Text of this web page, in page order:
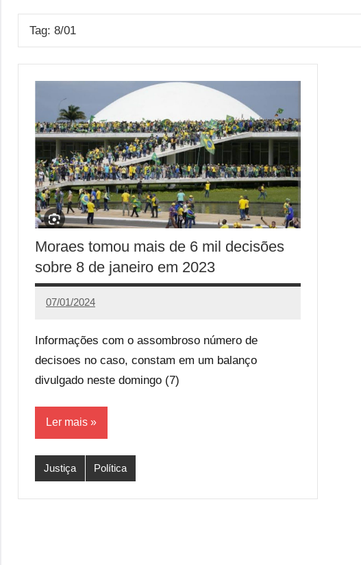
Tag: 8/01
Moraes tomou mais de 6 mil decisões
sobre 8 de janeiro em 2023
07/01/2024
Redação
10
Informações com o assombroso número de
decisoes no caso, constam em um balanço
divulgado neste domingo (7)
Ler mais
Justiça Política